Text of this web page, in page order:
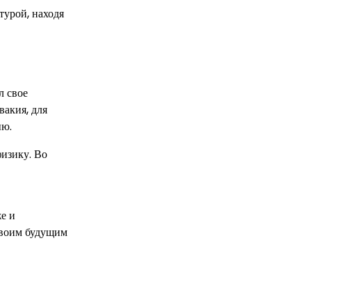
находя
свое
для
Во
и
будущим